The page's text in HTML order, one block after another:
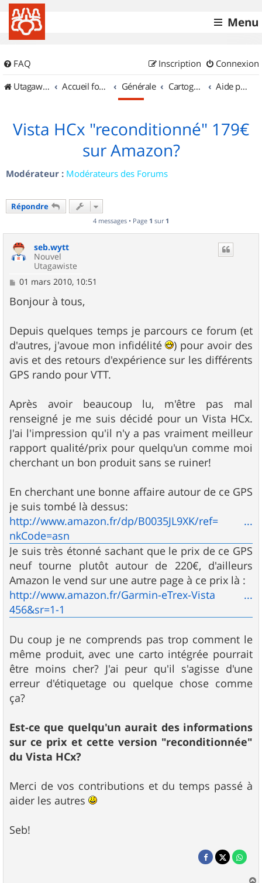
Menu
FAQ Connexion
Inscription
UtagawaVTT (Randos VTT et VTTAE avec traces GPS)
Accueil forum Générale Cartographie et GPS Aide pour l'achat d'un GPS
Vista HCx "reconditionné" 179€
sur Amazon?
Modérateur : Modérateurs des Forums
Répondre
4 messages • Page 1 sur 1
seb.wytt
Nouvel
Utagawiste
M
s
s
g
e
01 mars 2010, 10:51
Bonjour à tous,
Depuis quelques temps je parcours ce forum (et
d'autres, j'avoue mon infidélité
) pour avoir des
avis et des retours d'expérience sur les différents
GPS rando pour VTT.
Après avoir beaucoup lu, m'être pas mal
renseigné je me suis décidé pour un Vista HCx.
J'ai l'impression qu'il n'y a pas vraiment meilleur
rapport qualité/prix pour quelqu'un comme moi
cherchant un bon produit sans se ruiner!
En cherchant une bonne affaire autour de ce GPS
je suis tombé là dessus:
http://www.amazon.fr/dp/B0035JL9XK/ref= ...
nkCode=asn
Je suis très étonné sachant que le prix de ce GPS
neuf tourne plutôt autour de 220€, d'ailleurs
Amazon le vend sur une autre page à ce prix là :
http://www.amazon.fr/Garmin-eTrex-Vista ...
456&sr=1-1
Du coup je ne comprends pas trop comment le
même produit, avec une carto intégrée pourrait
être moins cher? J'ai peur qu'il s'agisse d'une
erreur d'étiquetage ou quelque chose comme
ça?
Est-ce que quelqu'un aurait des informations
sur ce prix et cette version "reconditionnée"
du Vista HCx?
Merci de vos contributions et du temps passé à
aider les autres
Seb!